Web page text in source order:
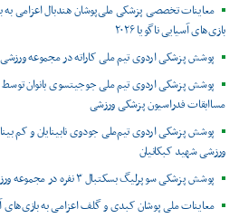
معاینات تخصصی پزشکی ملی‌پوشان هندبال اعزامی به
بازی‌های آسیایی ناگویا ۲۰۲۶
پوشش پزشکی اردوی تیم ملی کاراته در مجموعه
پوشش پزشکی اردوی تیم ملی جوجیتسوی بانوان
مساابقات فدراسیون پزشکی ورزشی
پوشش پزشکی اردوی تیم‌ملی جودوی نابینایان و کم
ورزشی شهید کبکانیان
پوشش پزشکی سوپرلیگ بسکتبال ۳ نفره در مجموعه ورزشی انقلاب
معاینات ملی پوشان کبدی و گلف اعزامی به بازی‌های